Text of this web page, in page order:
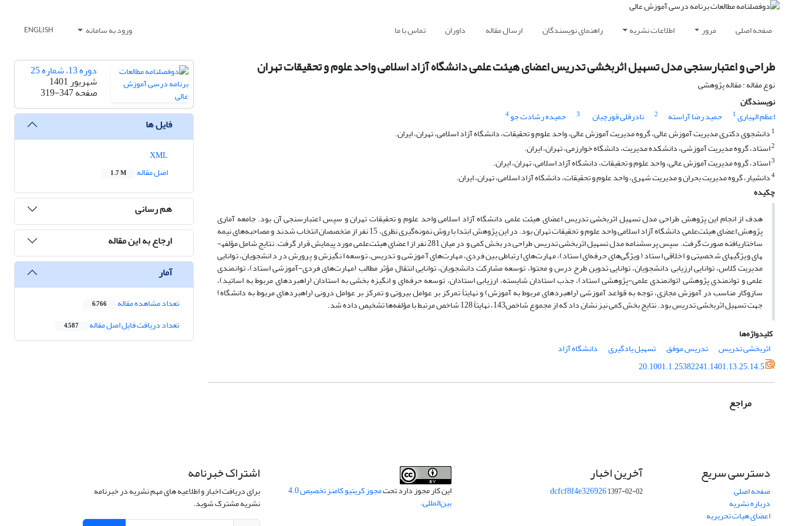
صفحه اصلی مرور اطلاعات نشریه راهنمای نویسندگان ارسال مقاله داوران تماس با ما ورود به سامانه ENGLISH
طراحی و اعتبارسنجی مدل تسهیل اثربخشی تدریس اعضای هیئت‌ علمی دانشگاه آزاد اسلامی واحد علوم و تحقیقات تهران
نوع مقاله : مقاله پژوهشی
نویسندگان
اعظم الهیاری1 حمید رضا آراسته 2 نادرقلی قورچیان 3 حمیده رشادت جو4
1 دانشجوی دکتری مدیریت آموزش عالی، گروه مدیریت آموزش عالی، واحد علوم و تحقیقات، دانشگاه آزاد اسلامی، تهران، ایران.
2استاد، گروه مدیریت آموزشی، دانشکده مدیریت، دانشگاه خوارزمی، تهران، ایران.
3استاد، گروه مدیریت آموزش عالی، واحد علوم و تحقیقات، دانشگاه آزاد اسلامی، تهران، ایران.
4دانشیار، گروه مدیریت بحران و مدیریت شهری، واحد علوم و تحقیقات، دانشگاه آزاد اسلامی، تهران، ایران.
چکیده
هدف از انجام این پژوهش طراحی مدل تسهیل اثربخشی تدریس اعضای هیئت ‌علمی دانشگاه آزاد اسلامی واحد علوم و تحقیقات تهران و سپس اعتبارسنجی آن بود. جامعه آماری
پژوهش اعضای هیئت‌علمی دانشگاه آزاد اسلامی واحد علوم و تحقیقات تهران بود. در این پژوهش ابتدا با روش نمونه‌گیری نظری، 15 نفر از متخصصان انتخاب شدند و مصاحبه‌های نیمه
ساختاریافته صورت گرفت. سپس پرسشنامه مدل تسهیل اثربخشی تدریس طراحی در بخش کمی و در میان 281 نفر از اعضای هیئت‌علمی مورد پیمایش قرار گرفت. نتایج شامل مؤلفه­
های ویژگی­های شخصیتی و اخلاقی استاد (ویژگی‌های حرفه‌ای استاد)، مهارت‌های ارتباطی بین فردی، مهارت‌های آموزشی و تدریس، توسعه انگیزش و پرورش در دانشجویان، توانایی
مدیریت کلاس، توانایی ارزیابی دانشجویان، توانایی تدوین طرح درس و محتوا، توسعه مشارکت دانشجویان، توانایی انتقال مؤثر مطالب (مهارت‌های فردی-آموزشی استاد)، توانمندی
علمی و توانمندی پژوهشی (توانمندی علمی-پژوهشی استاد)، جذب استادان شایسته، ارزیابی استادان، توسعه حرفه‌ای و انگیزه بخشی به استادان (راهبردهای مربوط به اساتید)،
سازوکار مناسب در آموزش مجازی، توجه به قواعد آموزشی (راهبردهای مربوط به آموزش) و نهایتاً تمرکز بر عوامل بیروتی و تمرکز بر عوامل درونی (راهبردهای مربوط به دانشگاه)
جهت تسهیل اثربخشی تدریس بود. نتایج بخش کمی نیز نشان داد که از مجموع شاخص143، نهایتاً 128 شاخص مرتبط با مؤلفه‌ها تشخیص داده شد.
کلیدواژه‌ها
اثربخشی تدریس
تدریس موفق تسهیل یادگیری
دانشگاه آزاد
20.1001.1.25382241.1401.13.25.14.5
مراجع
دوره 13، شماره 25
شهریور 1401
صفحه319-347
فایل ها
اصل مقاله
1.7 M
هم رسانی
ارجاع به این مقاله
آمار
تعداد مشاهده مقاله 6,766
تعداد دریافت فایل اصل مقاله 4,587
دسترسی سریع
صفحه اصلی
درباره نشریه
اعضای هیات تحریریه
آخرین اخبار
dcfcf8f4e3269261397-02-02 این کار مجوز دارد تحت مجوز کریتیو کامنز تخصیص 4.0
بین‌المللی.
اشتراک خبرنامه
برای دریافت اخبار و اطلاعیه های مهم نشریه در خبرنامه
نشریه مشترک شوید.